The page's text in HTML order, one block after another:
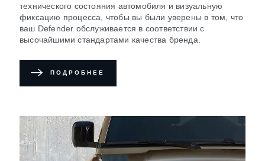
технического состояния автомобиля и визуальную
фиксацию процесса, чтобы вы были уверены в том, что
ваш Defender обслуживается в соответствии с
высочайшими стандартами качества бренда.
ПОДРОБНЕЕ